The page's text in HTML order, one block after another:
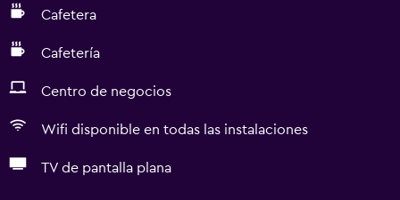
Cafetera
Cafetería
Centro de negocios
Wifi disponible en todas las instalaciones
TV de pantalla plana